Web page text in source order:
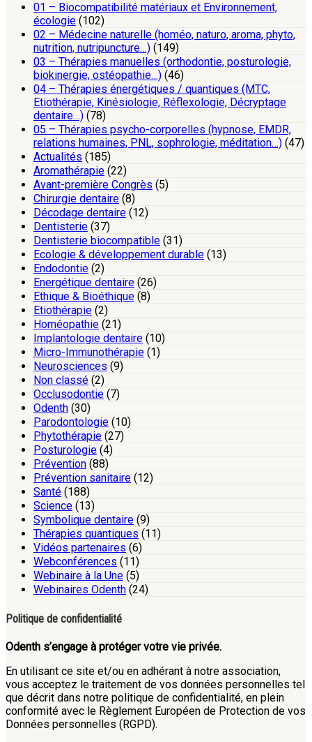
01 – Biocompatibilité matériaux et Environnement,
écologie (102)
02 – Médecine naturelle (homéo, naturo, aroma, phyto,
nutrition, nutripuncture…) (149)
03 – Thérapies manuelles (orthodontie, posturologie,
biokinergie, ostéopathie…) (46)
04 – Thérapies énergétiques / quantiques (MTC,
Etiothérapie, Kinésiologie, Réflexologie, Décryptage
dentaire…) (78)
05 – Thérapies psycho-corporelles (hypnose, EMDR,
relations humaines, PNL, sophrologie, méditation…) (47)
Actualités (185)
Aromathérapie (22)
Avant-première Congrès (5)
Chirurgie dentaire (8)
Décodage dentaire (12)
Dentisterie (37)
Dentisterie biocompatible (31)
Ecologie & développement durable (13)
Endodontie (2)
Energétique dentaire (26)
Ethique & Bioéthique (8)
Etiothérapie (2)
Homéopathie (21)
Implantologie dentaire (10)
Micro-Immunothérapie (1)
Neurosciences (9)
Non classé (2)
Occlusodontie (7)
Odenth (30)
Parodontologie (10)
Phytothérapie (27)
Posturologie (4)
Prévention (88)
Prévention sanitaire (12)
Santé (188)
Science (13)
Symbolique dentaire (9)
Thérapies quantiques (11)
Vidéos partenaires (6)
Webconférences (11)
Webinaire à la Une (5)
Webinaires Odenth (24)
Politique de confidentialité
Odenth s’engage à protéger votre vie privée.
En utilisant ce site et/ou en adhérant à notre association,
vous acceptez le traitement de vos données personnelles tel
que décrit dans notre politique de confidentialité, en plein
conformité avec le Règlement Européen de Protection de vos
Données personnelles (RGPD).